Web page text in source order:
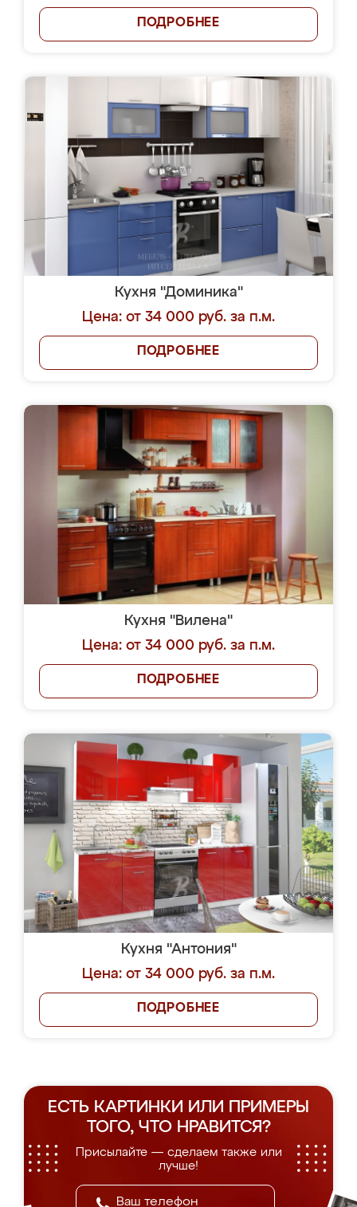
ПОДРОБНЕЕ
Кухня "Доминика"
Цена: от 34 000 руб. за п.м.
ПОДРОБНЕЕ
Кухня "Вилена"
Цена: от 34 000 руб. за п.м.
ПОДРОБНЕЕ
Кухня "Антония"
Цена: от 34 000 руб. за п.м.
ПОДРОБНЕЕ
ЕСТЬ КАРТИНКИ ИЛИ ПРИМЕРЫ
ТОГО, ЧТО НРАВИТСЯ?
Присылайте — сделаем также или
лучше!